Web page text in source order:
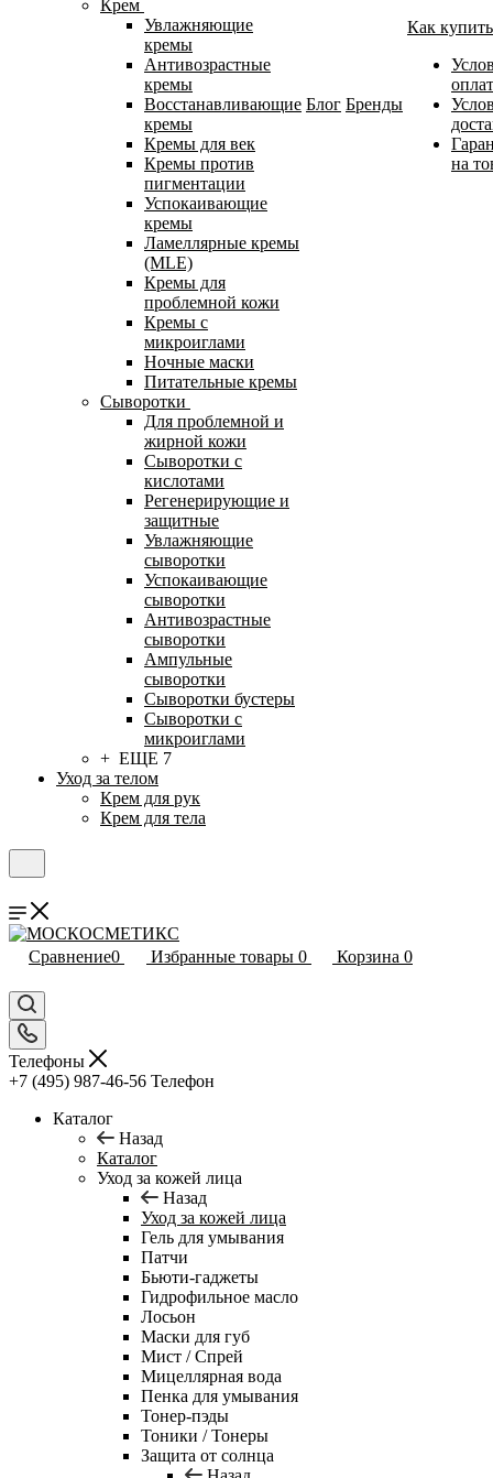
Крем
Увлажняющие
кремы
Антивозрастные
кремы
Восстанавливающие
кремы
Кремы для век
Кремы против
пигментации
Успокаивающие
кремы
Ламеллярные кремы
(MLE)
Кремы для
проблемной кожи
Кремы с
микроиглами
Ночные маски
Питательные кремы
Сыворотки
Для проблемной и
жирной кожи
Сыворотки с
кислотами
Регенерирующие и
защитные
Увлажняющие
сыворотки
Успокаивающие
сыворотки
Антивозрастные
сыворотки
Ампульные
сыворотки
Сыворотки бустеры
Сыворотки с
микроиглами
+ ЕЩЕ 7
Уход за телом
Крем для рук
Крем для тела
Блог Бренды
Как купить
на
Сравнение0 Избранные товары 0 Корзина 0
Телефоны
+7 (495) 987-46-56 Телефон
Каталог
Назад
Каталог
Уход за кожей лица
Назад
Уход за кожей лица
Гель для умывания
Патчи
Бьюти-гаджеты
Гидрофильное масло
Лосьон
Маски для губ
Мист / Спрей
Мицеллярная вода
Пенка для умывания
Тонер-пэды
Тоники / Тонеры
Защита от солнца